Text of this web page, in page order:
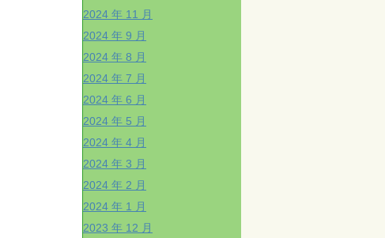
2024 年 11 月
2024 年 9 月
2024 年 8 月
2024 年 7 月
2024 年 6 月
2024 年 5 月
2024 年 4 月
2024 年 3 月
2024 年 2 月
2024 年 1 月
2023 年 12 月